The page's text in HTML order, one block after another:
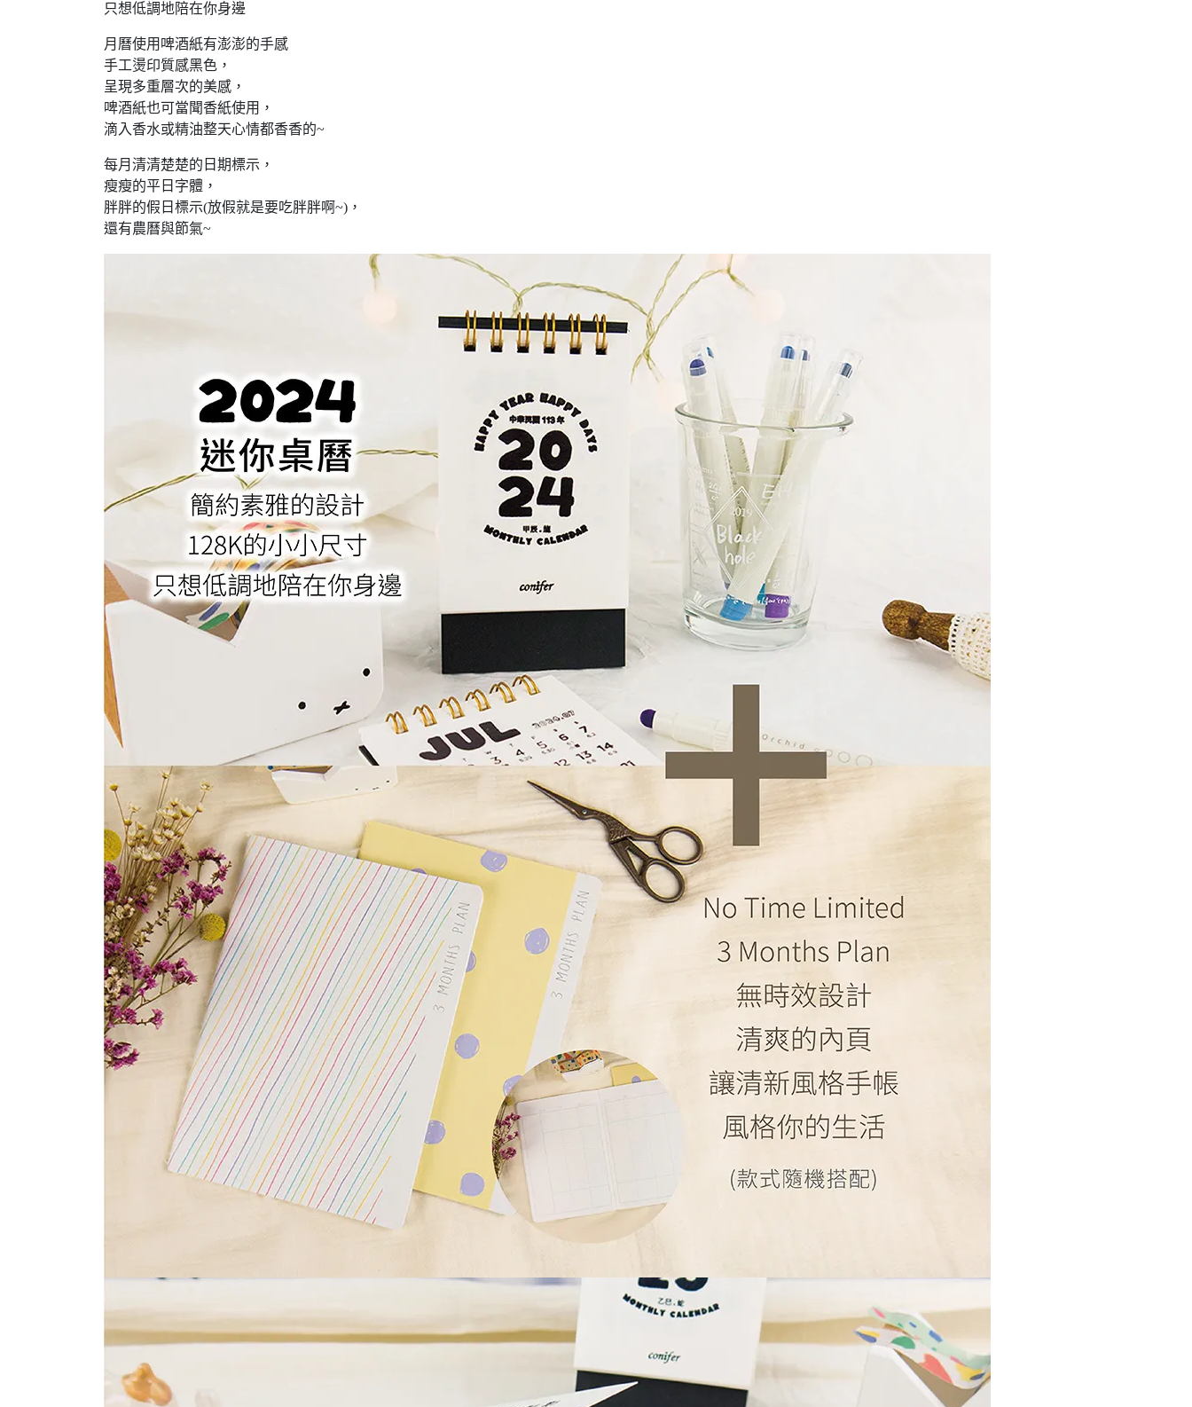
只想低調地陪在你身邊
月曆使用啤酒紙有澎澎的手感
手工燙印質感黑色，
呈現多重層次的美感，
啤酒紙也可當聞香紙使用，
滴入香水或精油整天心情都香香的~
每月清清楚楚的日期標示，
瘦瘦的平日字體，
胖胖的假日標示(放假就是要吃胖胖啊~)，
還有農曆與節氣~